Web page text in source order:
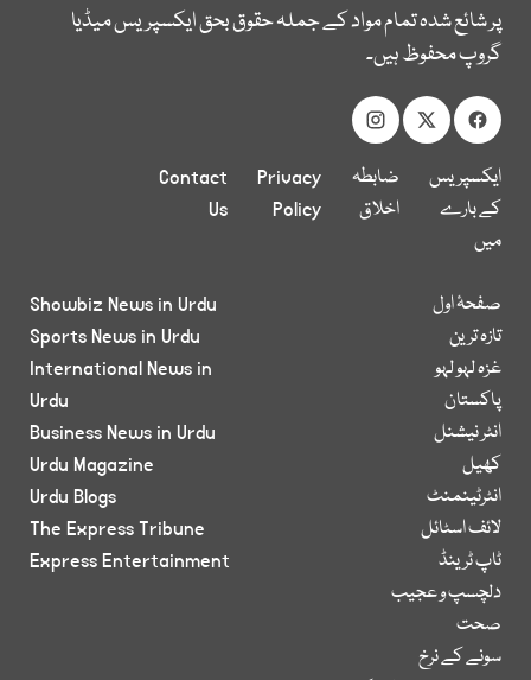
پر شائع شدہ تمام مواد کے جملہ حقوق بحق ایکسپریس میڈیا
گروپ محفوظ ہیں۔
ایکسپریس
کے بارے
میں
ضابطہ
اخلاق
Privacy
Policy
Contact
Us
صفحۂ اول
تازہ ترین
غزہ لہو لہو
پاکستان
انٹر نیشنل
کھیل
انٹرٹینمنٹ
لائف اسٹائل
ٹاپ ٹرینڈ
دلچسپ و عجیب
صحت
سونے کے نرخ
Showbiz News in Urdu
Sports News in Urdu
International News in
Urdu
Business News in Urdu
Urdu Magazine
Urdu Blogs
The Express Tribune
Express Entertainment